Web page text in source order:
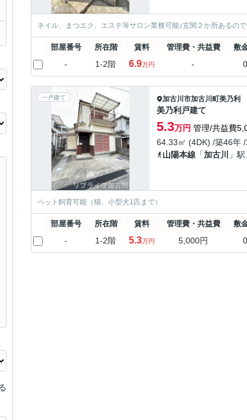
ネイル、まつエク、エステ等サロン業務可能♪玄関２か所あるの
部屋番号 所在階 賃料 管理費・共益費 敷
- 1-2階 6.9万円 -
一戸建て 加古川市加古川町美乃利
美乃利戸建て
5.3万円 管理/共益費
64.33㎡ (4DK) /築46年
山陽本線 「加古川 」
ペット飼育可能（猫、小型犬1匹まで）
部屋番号 所在階 賃料 管理費・共益費 敷
- 1-2階 5.3万円 5,000円